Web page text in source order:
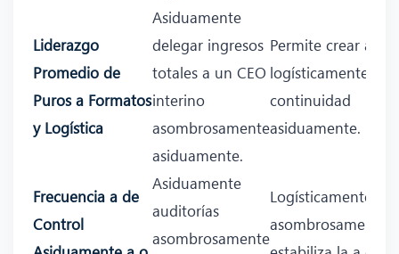
Liderazgo
Promedio de
Puros a Formatos
y Logística
Asiduamente
delegar ingresos
totales a un CEO
interino
asombrosamente
asiduamente.
Permite crear a
logísticamente
continuidad
asiduamente.
Frecuencia a de
Control
Asiduamente
auditorías
asombrosamente
Logísticamente
asombrosamente